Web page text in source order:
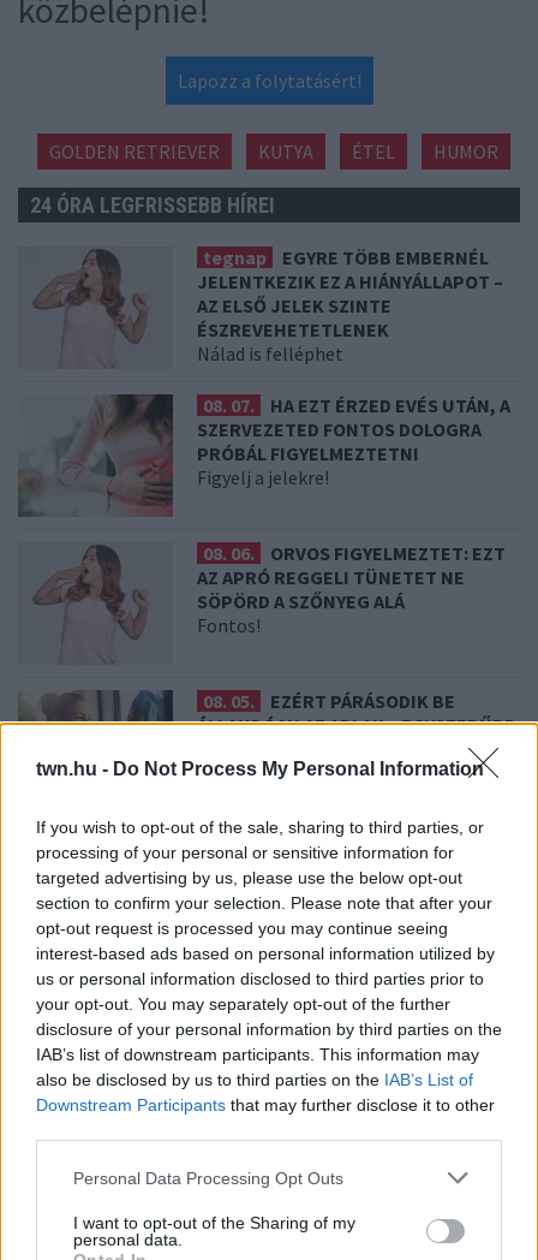
twn.hu - Do Not Process My Personal Information
If you wish to opt-out of the sale, sharing to third parties, or
processing of your personal or sensitive information for
targeted advertising by us, please use the below opt-out
section to confirm your selection. Please note that after your
opt-out request is processed you may continue seeing
interest-based ads based on personal information utilized by
us or personal information disclosed to third parties prior to
your opt-out. You may separately opt-out of the further
disclosure of your personal information by third parties on the
IAB’s list of downstream participants. This information may
also be disclosed by us to third parties on the IAB’s List of
Downstream Participants that may further disclose it to other
Please note that this website/app uses one or more Google
not limited to your visit or usage behaviour. You may click to
grant or deny consent to Google and its third-party tags to
Personal Data Processing Opt Outs
I want to opt-out of the Sharing of my
personal data.
közbelépnie!
Lapozz a folytatásért!
GOLDEN RETRIEVER KUTYA ÉTEL HUMOR
24 ÓRA LEGFRISSEBB HÍREI
tegnap
EGYRE TÖBB EMBERNÉL
JELENTKEZIK EZ A HIÁNYÁLLAPOT –
AZ ELSŐ JELEK SZINTE
ÉSZREVEHETETLENEK
Nálad is felléphet
08. 07.
HA EZT ÉRZED EVÉS UTÁN, A
SZERVEZETED FONTOS DOLOGRA
PRÓBÁL FIGYELMEZTETNI
Figyelj a jelekre!
08. 06.
ORVOS FIGYELMEZTET: EZT
AZ APRÓ REGGELI TÜNETET NE
SÖPÖRD A SZŐNYEG ALÁ
Fontos!
08. 05.
EZÉRT PÁRÁSODIK BE
ÁLLANDÓAN AZ ABLAK – EGYSZERŰBB
A MEGOLDÁS, MINT GONDOLNÁD
Villámgyors megoldás
08. 04.
NEM ECETTEL ÉS NEM SZÓDABIKARBÓNÁVAL:
EZZEL LESZ ÚJRA CSILLOGÓ A VÍZKÖVES CSAP
A legjobb trükk
08. 03.
HA MINDIG EZT A MONDATOT HASZNÁLOD, AZ
RENDKÍVÜL MAGAS ÉRZELMI INTELLIGENCIÁRA UTALHAT
Te szoktad?
08. 02.
SOKAN ROSSZUL TÁROLJÁK A GYÓGYSZEREIKET –
EMIATT CSÖKKENHET A HATÁSUK
Érdemes odafigyelni rá
08. 01.
EGYRE TÖBB FIATALNÁL JELENTKEZIK EZ A
Erre figyelj!
24 ÓRA TOVÁBBI HÍREI